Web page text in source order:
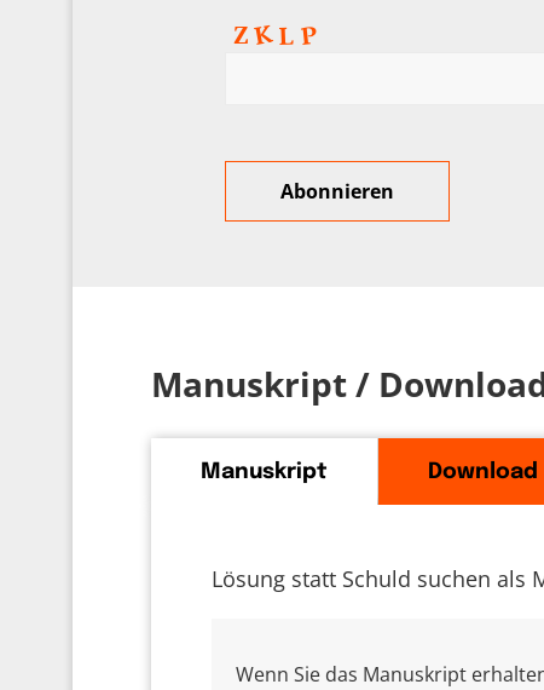
Manuskript /
Manuskript Download
Lösung statt Schuld suchen als
Wenn Sie das Manuskript